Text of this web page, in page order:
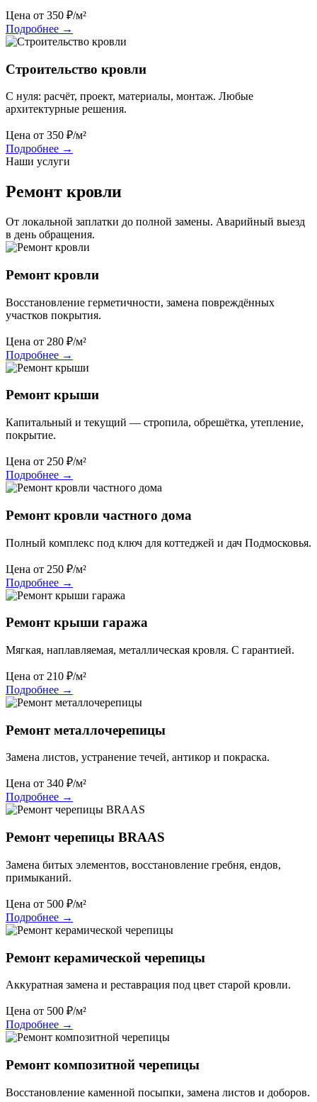
Цена от 350 ₽/м²
Подробнее →
Строительство кровли
С нуля: расчёт, проект, материалы, монтаж. Любые
архитектурные решения.
Цена от 350 ₽/м²
Подробнее →
Наши услуги
Ремонт кровли
От локальной заплатки до полной замены. Аварийный выезд
в день обращения.
Ремонт кровли
Восстановление герметичности, замена повреждённых
участков покрытия.
Цена от 280 ₽/м²
Подробнее →
Ремонт крыши
Капитальный и текущий — стропила, обрешётка, утепление,
покрытие.
Цена от 250 ₽/м²
Подробнее →
Ремонт кровли частного дома
Полный комплекс под ключ для коттеджей и дач Подмосковья.
Цена от 250 ₽/м²
Подробнее →
Ремонт крыши гаража
Мягкая, наплавляемая, металлическая кровля. С гарантией.
Цена от 210 ₽/м²
Подробнее →
Ремонт металлочерепицы
Замена листов, устранение течей, антикор и покраска.
Цена от 340 ₽/м²
Подробнее →
Ремонт черепицы BRAAS
Замена битых элементов, восстановление гребня, ендов,
примыканий.
Цена от 500 ₽/м²
Подробнее →
Ремонт керамической черепицы
Аккуратная замена и реставрация под цвет старой кровли.
Цена от 500 ₽/м²
Подробнее →
Ремонт композитной черепицы
Восстановление каменной посыпки, замена листов и доборов.